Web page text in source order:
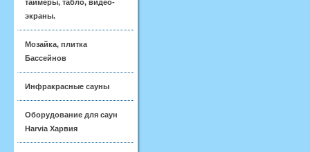
таймеры, табло, видео-
экраны.
Мозайка, плитка
Бассейнов
Инфракрасные сауны
Оборудование для саун
Harvia Харвия